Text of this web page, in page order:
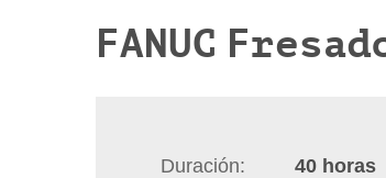
c
eFANUC
Duración 40 horas